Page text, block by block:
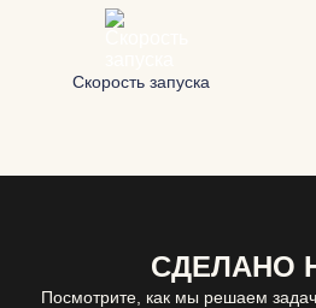
Скорость запуска
СДЕЛАНО
Посмотрите, как мы решаем